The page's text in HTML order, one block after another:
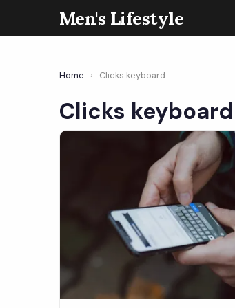
Men's Lifestyle
Home › Clicks keyboard
Clicks keyboard